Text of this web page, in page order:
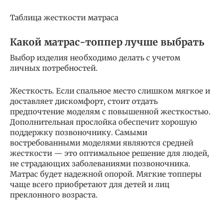
Таблица жесткости матраса
Какой матрас-топпер лучше выбрать
Выбор изделия необходимо делать с учетом
личных потребностей.
Жесткость. Если спальное место слишком мягкое и
доставляет дискомфорт, стоит отдать
предпочтение моделям с повышенной жесткостью.
Дополнительная прослойка обеспечит хорошую
поддержку позвоночнику. Самыми
востребованными моделями являются средней
жесткости — это оптимальное решение для людей,
не страдающих заболеваниями позвоночника.
Матрас будет надежной опорой. Мягкие топперы
чаще всего приобретают для детей и лиц
преклонного возраста.